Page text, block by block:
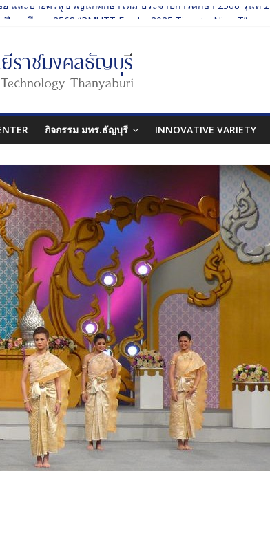
และบายศรีสู่ขวัญนักศึกษาใหม่ ประจำปีการศึกษา 2568 รุ่นที่ 2
“โยนลูกรักษ์”
และบายศรีสู่ขวัญนักศึกษาใหม่ ประจำปีการศึกษา 2568 รุ่นที่ 3
กิจกรรม มทร.ธัญบุรี INNOVATIVE VARIETY